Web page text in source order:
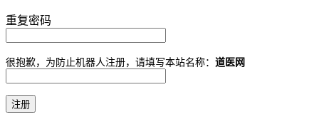
重复密码
很抱歉，为防止机器人注册，请填写本站名称： 道医网